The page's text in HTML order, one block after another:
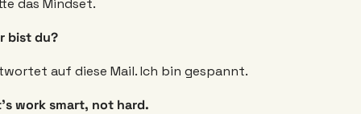
das Mindset.
bist du?
auf diese Mail. Ich bin gespannt.
work smart, not hard.